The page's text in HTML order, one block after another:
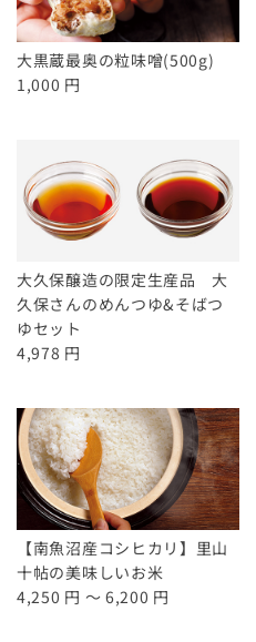
大黒蔵最奥の粒味噌(500g)
1,000 円
大久保醸造の限定生産品 大
久保さんのめんつゆ&そばつ
ゆセット
4,978 円
【南魚沼産コシヒカリ】里山
十帖の美味しいお米
4,250 円 ～ 6,200 円